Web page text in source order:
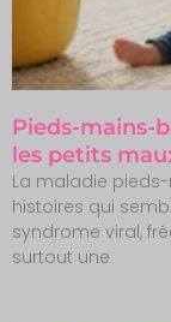
Pieds-mains-
les petits
La maladie
histoires qui
syndrome viral,
surtout une